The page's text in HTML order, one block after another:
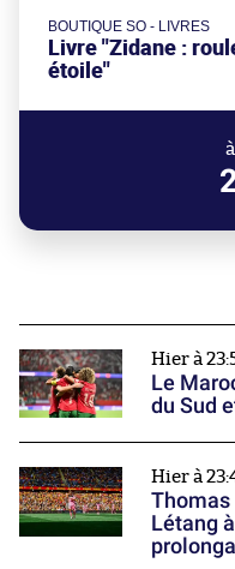
BOUTIQUE SO - LIVRES
Livre "Zidane :
étoile"
Hier à
Le
du Sud
Hier à
Létang